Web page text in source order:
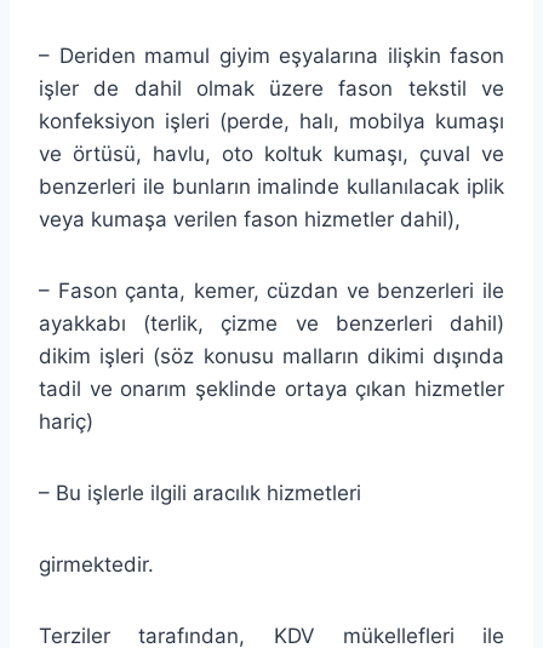
– Deriden mamul giyim eşyalarına ilişkin fason
işler de dahil olmak üzere fason tekstil ve
konfeksiyon işleri (perde, halı, mobilya kumaşı
ve örtüsü, havlu, oto koltuk kumaşı, çuval ve
benzerleri ile bunların imalinde kullanılacak iplik
veya kumaşa verilen fason hizmetler dahil),
– Fason çanta, kemer, cüzdan ve benzerleri ile
ayakkabı (terlik, çizme ve benzerleri dahil)
dikim işleri (söz konusu malların dikimi dışında
tadil ve onarım şeklinde ortaya çıkan hizmetler
hariç)
– Bu işlerle ilgili aracılık hizmetleri
girmektedir.
Terziler tarafından, KDV mükellefleri ile